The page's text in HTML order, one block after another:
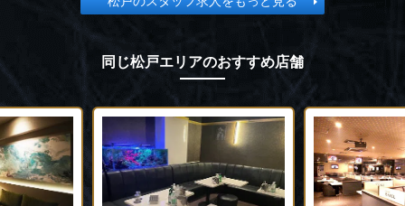
同じ松戸エリアのおすすめ店舗